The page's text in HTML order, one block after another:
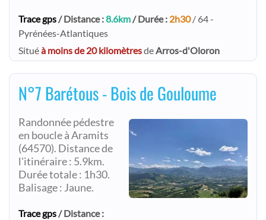
Trace gps/ Distance :8.6km/ Durée : 2h30/ 64 -
Pyrénées-Atlantiques
Situéà moins de 20 kilomètresdeArros-d'Oloron
N°7 Barétous - Bois de Gouloume
Randonnée pédestre
en boucle à Aramits
(64570). Distance de
l'itinéraire : 5.9km.
Durée totale : 1h30.
Balisage : Jaune.
Trace gps/ Distance :